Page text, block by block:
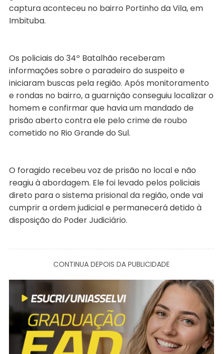
captura aconteceu no bairro Portinho da Vila, em
Imbituba.
Os policiais do 34º Batalhão receberam
informações sobre o paradeiro do suspeito e
iniciaram buscas pela região. Após monitoramento
e rondas no bairro, a guarnição conseguiu localizar o
homem e confirmar que havia um mandado de
prisão aberto contra ele pelo crime de roubo
cometido no Rio Grande do Sul.
O foragido recebeu voz de prisão no local e não
reagiu à abordagem. Ele foi levado pelos policiais
direto para o sistema prisional da região, onde vai
cumprir a ordem judicial e permanecerá detido à
disposição do Poder Judiciário.
CONTINUA DEPOIS DA PUBLICIDADE